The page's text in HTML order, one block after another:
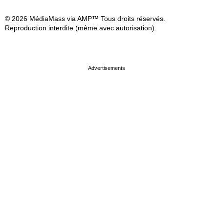
© 2026 MédiaMass via AMP™ Tous droits réservés.
Reproduction interdite (même avec autorisation).